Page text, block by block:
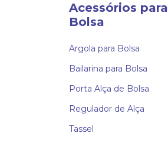
Acessórios para
Bolsa
Argola para Bolsa
Bailarina para Bolsa
Porta Alça de Bolsa
Regulador de Alça
Tassel